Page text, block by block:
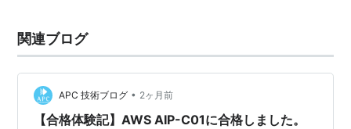
関連ブログ
APC 技術ブログ • 2ヶ月前
【合格体験記】AWS AIP-C01に合格しました。